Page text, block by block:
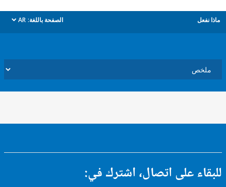
الصفحة باللغة: AR
dropdown
على اتصال، اشترك في: